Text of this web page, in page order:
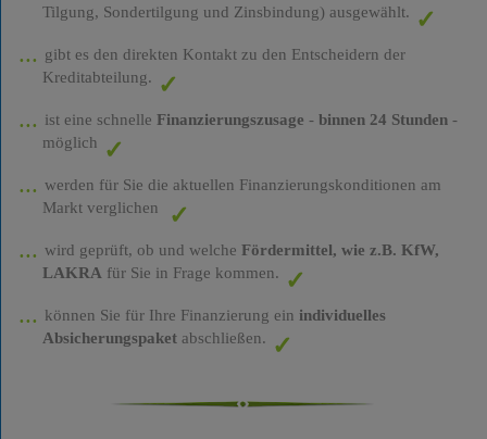
Tilgung, Sondertilgung und Zinsbindung) ausgewählt.
gibt es den direkten Kontakt zu den Entscheidern der
Kreditabteilung.
ist eine schnelle Finanzierungszusage - binnen 24 Stunden-
möglich
werden für Sie die aktuellen Finanzierungskonditionen am
Markt verglichen
wird geprüft, ob und welche Fördermittel, wie z.B. KfW,
LAKRA für Sie in Frage kommen.
können Sie für Ihre Finanzierung ein individuelles
Absicherungspaketabschließen.